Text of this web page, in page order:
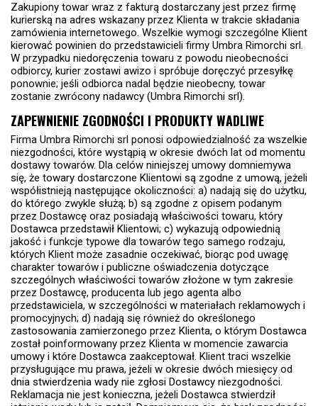
Zakupiony towar wraz z fakturą dostarczany jest przez firmę
kurierską na adres wskazany przez Klienta w trakcie składania
zamówienia internetowego. Wszelkie wymogi szczególne Klient
kierować powinien do przedstawicieli firmy Umbra Rimorchi srl.
W przypadku niedoręczenia towaru z powodu nieobecności
odbiorcy, kurier zostawi awizo i spróbuje doręczyć przesyłkę
ponownie; jeśli odbiorca nadal będzie nieobecny, towar
zostanie zwrócony nadawcy (Umbra Rimorchi srl).
ZAPEWNIENIE ZGODNOŚCI I PRODUKTY WADLIWE
Firma Umbra Rimorchi srl ponosi odpowiedzialność za wszelkie
niezgodności, które wystąpią w okresie dwóch lat od momentu
dostawy towarów. Dla celów niniejszej umowy domniemywa
się, że towary dostarczone Klientowi są zgodne z umową, jeżeli
współistnieją następujące okoliczności: a) nadają się do użytku,
do którego zwykle służą; b) są zgodne z opisem podanym
przez Dostawcę oraz posiadają właściwości towaru, który
Dostawca przedstawił Klientowi; c) wykazują odpowiednią
jakość i funkcje typowe dla towarów tego samego rodzaju,
których Klient może zasadnie oczekiwać, biorąc pod uwagę
charakter towarów i publiczne oświadczenia dotyczące
szczególnych właściwości towarów złożone w tym zakresie
przez Dostawcę, producenta lub jego agenta albo
przedstawiciela, w szczególności w materiałach reklamowych i
promocyjnych; d) nadają się również do określonego
zastosowania zamierzonego przez Klienta, o którym Dostawca
został poinformowany przez Klienta w momencie zawarcia
umowy i które Dostawca zaakceptował. Klient traci wszelkie
przysługujące mu prawa, jeżeli w okresie dwóch miesięcy od
dnia stwierdzenia wady nie zgłosi Dostawcy niezgodności.
Reklamacja nie jest konieczna, jeżeli Dostawca stwierdził